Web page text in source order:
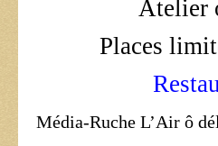
Atelier
Places
Média-Ruche L’Air ô